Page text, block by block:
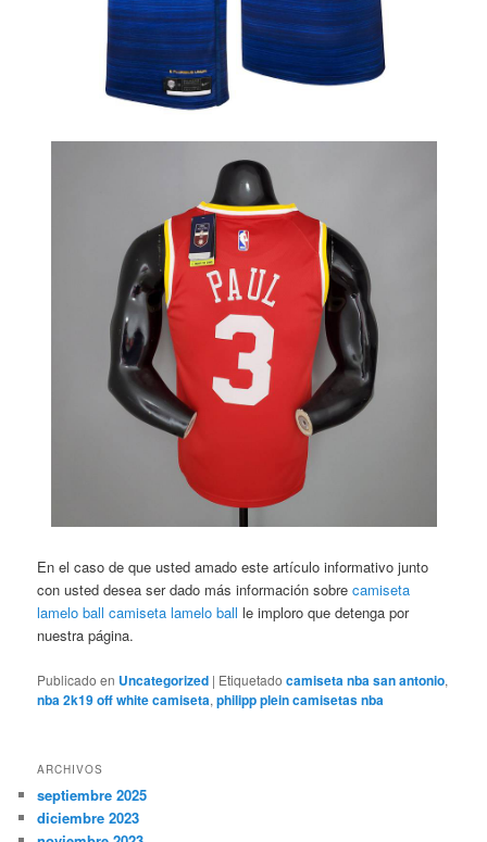
En el caso de que usted amado este artículo informativo junto
con usted desea ser dado más información sobrecamiseta
lamelo ball camiseta lamelo ball le imploro que detenga por
nuestra página.
Publicado en Uncategorized | Etiquetado camiseta nba san antonio,
nba 2k19 off white camiseta,philipp plein camisetas nba
ARCHIVOS
septiembre 2025
diciembre 2023